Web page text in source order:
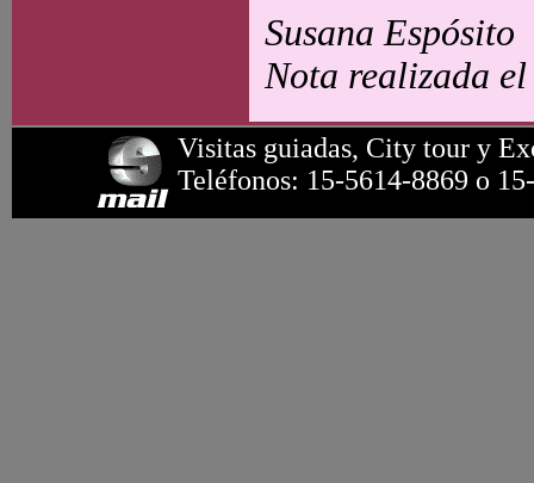
Susana Espósito
Nota realizada
Visitas guiadas, City tour y
Teléfonos: 15-5614-8869 o